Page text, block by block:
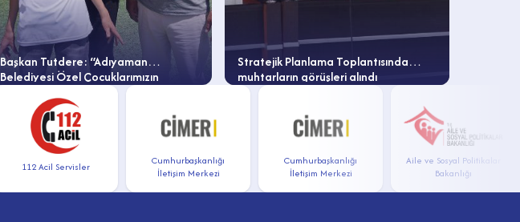
Başkan Tutdere: “Adıyaman
Belediyesi Özel Çocuklarımızın
Stratejik Planlama Toplantısında
muhtarların görüşleri alındı
112 Acil Servisler
Cumhurbaşkanlığı
İletişim Merkezi
Cumhurbaşkanlığı
İletişim Merkezi
Aile ve Sosyal Politikalar
Bakanlığı